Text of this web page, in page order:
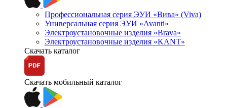
Профессиональная серия ЭУИ «Вива» (Viva)
Универсальная серия ЭУИ «Avanti»
Электроустановочные изделия «Brava»
Электроустановочные изделия «KANT»
Скачать каталог
Скачать мобильный каталог